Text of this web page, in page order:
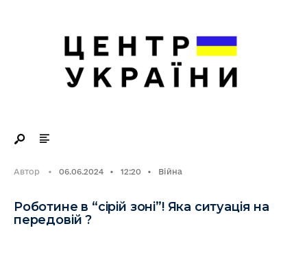
Автор • 06.06.2024 • 12:20 • Війна
Роботине в “сірій зоні”! Яка ситуація на
передовій ?